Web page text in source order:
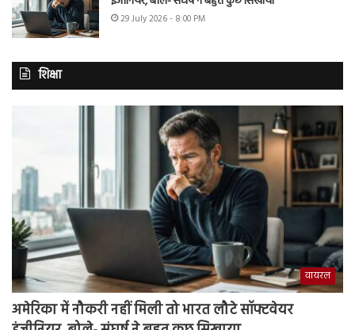
29 July 2026 - 8:00 PM
शिक्षा
वायरल
अमेरिका में नौकरी नहीं मिली तो भारत लौटे सॉफ्टवेयर